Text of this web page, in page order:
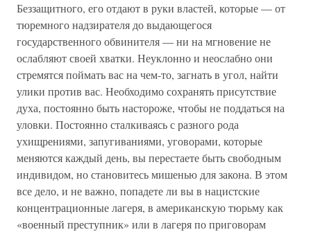
Беззащитного, его отдают в руки властей, которые — от
тюремного надзирателя до выдающегося
государственного обвинителя — ни на мгновение не
ослабляют своей хватки. Неуклонно и неослабно они
стремятся поймать вас на чем-то, загнать в угол, найти
улики против вас. Необходимо сохранять присутствие
духа, постоянно быть настороже, чтобы не поддаться на
уловки. Постоянно сталкиваясь с разного рода
ухищрениями, запугиваниями, уговорами, которые
меняются каждый день, вы перестаете быть свободным
индивидом, но становитесь мишенью для закона. В этом
все дело, и не важно, попадете ли вы в нацистские
концентрационные лагеря, в американскую тюрьму как
«военный преступник» или в лагеря по приговорам